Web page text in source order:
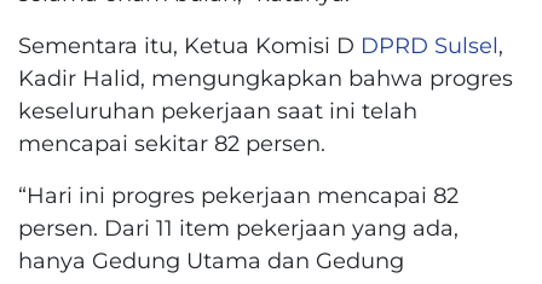
Sementara itu, Ketua Komisi D DPRD Sulsel,
Kadir Halid, mengungkapkan bahwa progres
keseluruhan pekerjaan saat ini telah
mencapai sekitar 82 persen.
“Hari ini progres pekerjaan mencapai 82
persen. Dari 11 item pekerjaan yang ada,
hanya Gedung Utama dan Gedung